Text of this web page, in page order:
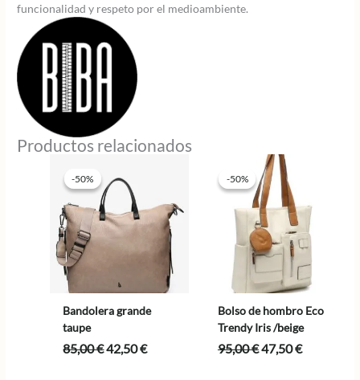
funcionalidad y respeto por el medioambiente.
Productos relacionados
-50%
-50%
Bandolera grande
taupe
85,00€El
42,50€El
-50%
-50%
Bolso de hombro Eco
Trendy Iris /beige
95,00€El
47,50€El